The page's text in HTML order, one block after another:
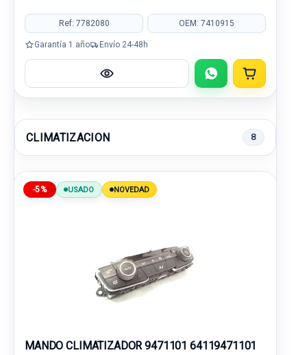
Ref: 7782080 OEM: 7410915
Garantía 1 año Envío 24-48h
CLIMATIZACION 8
-5% USADO NOVEDAD
MANDO CLIMATIZADOR 9471101 64119471101